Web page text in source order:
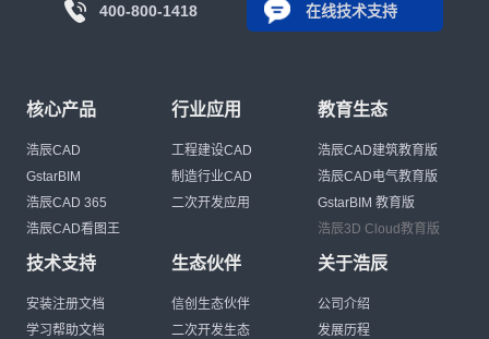
400-800-1418 在线技术支持
核心产品
浩辰CAD
GstarBIM
浩辰CAD 365
浩辰CAD看图王
行业应用
工程建设CAD
制造行业CAD
二次开发应用
教育生态
浩辰CAD建筑教育版
浩辰CAD电气教育版
GstarBIM 教育版
浩辰3D Cloud教育版
技术支持
安装注册文档
学习帮助文档
生态伙伴
信创生态伙伴
二次开发生态
关于浩辰
公司介绍
发展历程